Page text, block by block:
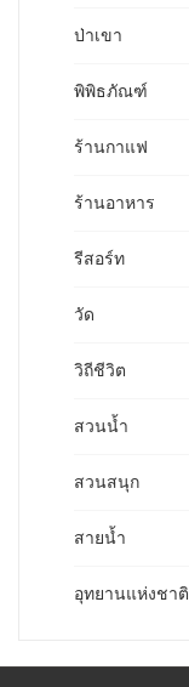
ป่าเขา
พิพิธภัณฑ์
ร้านกาแฟ
ร้านอาหาร
รีสอร์ท
วัด
วิถีชีวิต
สวนน้ำ
สวนสนุก
สายน้ำ
อุทยานแห่งชาติ